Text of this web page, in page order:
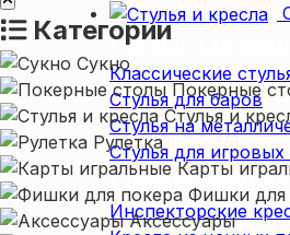
Стулья для
Классические
Стулья для баров
Стулья на
Стулья для
Инспекторские
Категории
Сукно
Покерные
Стулья и
Рулетка
Карты
Фишки для
Аксессуары